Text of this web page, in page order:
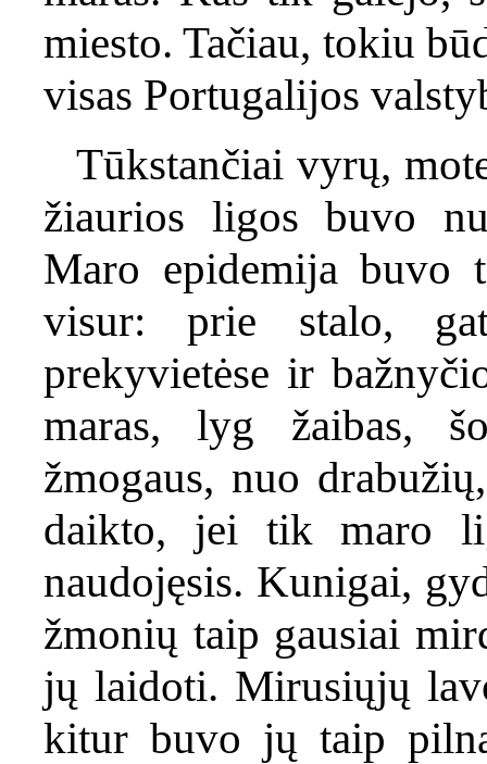
miesto. Tačiau, tokiu
visas Portugalijos
Tūkstančiai vyrų,
žiaurios ligos buvo
Maro epidemija buvo
visur: prie stalo,
prekyvietėse ir
maras, lyg žaibas,
žmogaus, nuo
daikto, jei tik maro
naudojęsis. Kunigai,
žmonių taip gausiai
jų laidoti. Mirusiųjų
kitur buvo jų taip